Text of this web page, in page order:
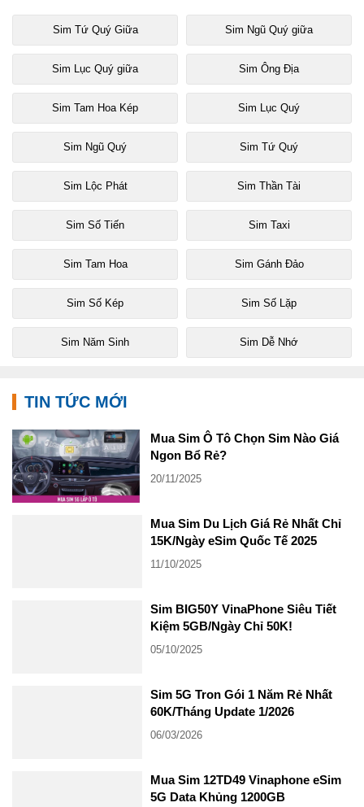
Sim Tứ Quý Giữa Sim Ngũ Quý giữa
Sim Lục Quý giữa Sim Ông Địa
Sim Tam Hoa Kép Sim Lục Quý
Sim Ngũ Quý Sim Tứ Quý
Sim Lộc Phát Sim Thần Tài
Sim Số Tiến Sim Taxi
Sim Tam Hoa Sim Gánh Đảo
Sim Số Kép Sim Số Lặp
Sim Năm Sinh Sim Dễ Nhớ
TIN TỨC MỚI
Mua Sim Ô Tô Chọn Sim Nào Giá
Ngon Bổ Rẻ?
20/11/2025
Mua Sim Du Lịch Giá Rẻ Nhất Chỉ
15K/Ngày eSim Quốc Tế 2025
11/10/2025
Sim BIG50Y VinaPhone Siêu Tiết
Kiệm 5GB/Ngày Chỉ 50K!
05/10/2025
Sim 5G Tron Gói 1 Năm Rẻ Nhất
60K/Tháng Update 1/2026
06/03/2026
Mua Sim 12TD49 Vinaphone eSim
5G Data Khủng 1200GB